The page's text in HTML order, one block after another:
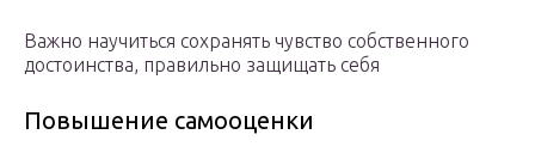
Важно научиться сохранять чувство собственного
достоинства, правильно защищать себя
Повышение самооценки